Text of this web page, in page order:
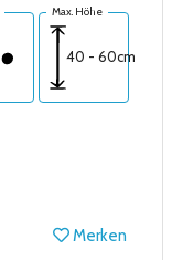
Max. Höhe
40 - 60cm
Merken